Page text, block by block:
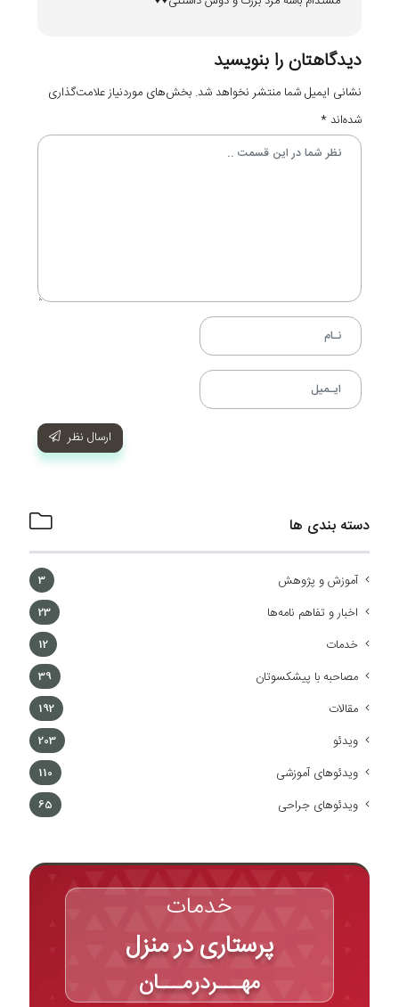
دیدگاهتان را بنویسید
نشانی ایمیل شما منتشر نخواهد شد. بخش‌های موردنیاز علامت‌گذاری
شده‌اند*
ارسال نظر
دسته بندی ها
آموزش و پژوهش 3
اخبار و تفاهم نامه‌ها 23
خدمات 12
مصاحبه با پیشکسوتان 39
مقالات 192
ویدئو 203
ویدئوهای آموزشی 110
ویدئوهای جراحی 65
خدمات
پرستاری در منزل
مهـــردرمـــان